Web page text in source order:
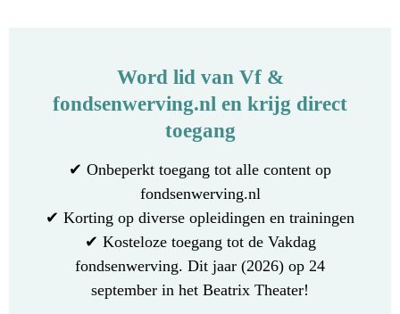
Word lid van Vf &
fondsenwerving.nl en krijg direct
toegang
✔ Onbeperkt toegang tot alle content op
fondsenwerving.nl
✔ Korting op diverse opleidingen en trainingen
✔ Kosteloze toegang tot de Vakdag
fondsenwerving. Dit jaar (2026) op 24
september in het Beatrix Theater!